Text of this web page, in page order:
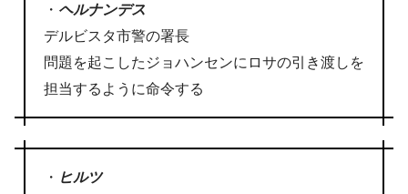
・ ヘルナンデス
デルビスタ市警の署長
問題を起こしたジョハンセンにロサの引き渡しを
担当するように命令する
・ ヒルツ